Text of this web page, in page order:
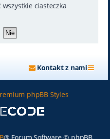
ciasteczka
Kontakt z nami
phpBB Styles